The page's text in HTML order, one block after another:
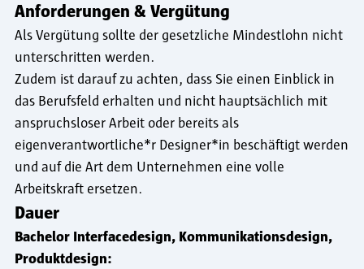
Anforderungen & Vergütung
Als Vergütung sollte der gesetzliche Mindestlohn nicht
unterschritten werden.
Zudem ist darauf zu achten, dass Sie einen Einblick in
das Berufsfeld erhalten und nicht hauptsächlich mit
anspruchsloser Arbeit oder bereits als
eigenverantwortliche*r Designer*in beschäftigt werden
und auf die Art dem Unternehmen eine volle
Arbeitskraft ersetzen.
Dauer
Bachelor Interfacedesign, Kommunikationsdesign,
Produktdesign: